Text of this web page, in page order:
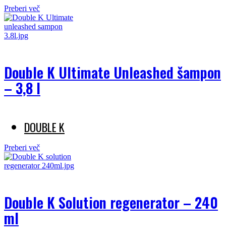
Preberi več
Double K Ultimate Unleashed šampon
– 3,8 l
DOUBLE K
Preberi več
Double K Solution regenerator – 240
ml